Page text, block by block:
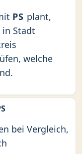
PS plant,
Stadt
welche
bei Vergleich,